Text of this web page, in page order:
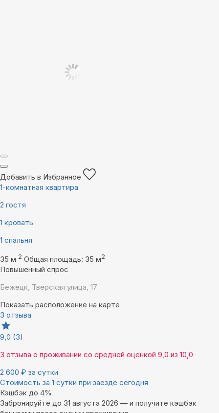
Добавить в Избранное
1-комнатная квартира
2 гостя
1 кровать
1 спальня
35 м 2 Общая площадь: 35 м2
Повышенный спрос
Бежецк, Тверская улица, 17
Показать расположение на карте
3 отзыва
9,0 (3)
3 отзыва о проживании со средней оценкой 9,0 из 10,0
2 600 ₽ за сутки
Стоимость за 1 сутки при заезде сегодня
Кэшбэк до 4%
Забронируйте до 31 августа 2026 — и получите кэшбэк